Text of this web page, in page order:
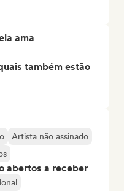
ama
também estão
Artista não assinado
abertos a receber